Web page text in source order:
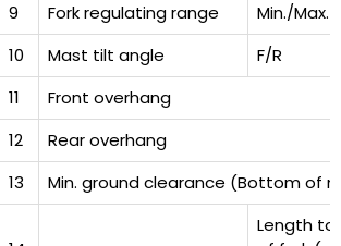
9
Fork regulating range
Min./Max.
10
Mast tilt angle
F/R
11
Front overhang
12
Rear overhang
13
Min. ground clearance (Bottom of
Length